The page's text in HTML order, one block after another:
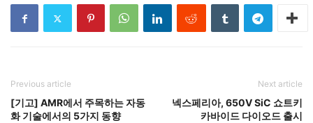
Previous article
[기고] AMR에서 주목하는 자동
화 기술에서의 5가지 동향
Next article
넥스페리아, 650V SiC 쇼트키
카바이드 다이오드 출시